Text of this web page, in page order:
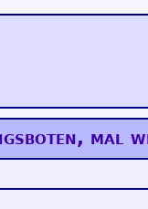
mal